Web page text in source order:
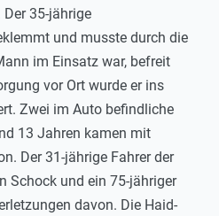
35-jährige
und musste durch die
im Einsatz war, befreit
vor Ort wurde er ins
Zwei im Auto befindliche
13 Jahren kamen mit
Der 31-jährige Fahrer der
Schock und ein 75-jähriger
davon. Die Haid-